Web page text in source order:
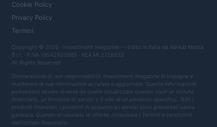
Cookie Policy
Privacy Policy
Termini
Copyright © 2026 · Investimenti Magazine — Edito in Italia da AdHub Media
S.r.l. · P.IVA 13542920965 · REA MI 2729933
All Rights Reserved
Dichiarazione di non responsabilità: Investimenti Magazine si impegna a
mantenere le sue informazioni accurate e aggiornate. Queste informazioni
potrebbero essere diverse da quelle visualizzate quando visiti un istituto
finanziario, un fornitore di servizi o il sito di un prodotto specifico. Tutti i
prodotti finanziari, i prodotti di acquisto e i servizi sono presentati senza
garanzia. Quando si valutano le offerte, consultare i Termini e condizioni
dell'istituto finanziario.